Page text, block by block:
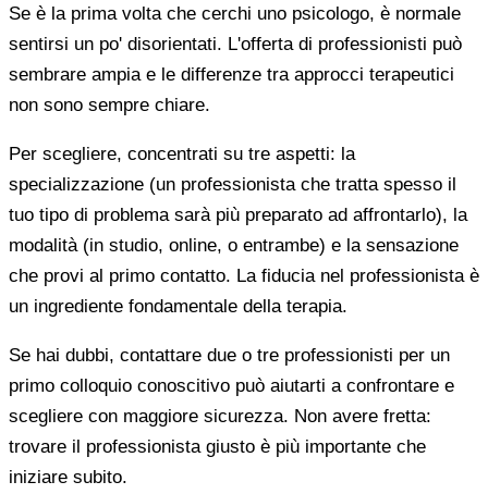
Se è la prima volta che cerchi uno psicologo, è normale
sentirsi un po' disorientati. L'offerta di professionisti può
sembrare ampia e le differenze tra approcci terapeutici
non sono sempre chiare.
Per scegliere, concentrati su tre aspetti: la
specializzazione (un professionista che tratta spesso il
tuo tipo di problema sarà più preparato ad affrontarlo), la
modalità (in studio, online, o entrambe) e la sensazione
che provi al primo contatto. La fiducia nel professionista è
un ingrediente fondamentale della terapia.
Se hai dubbi, contattare due o tre professionisti per un
primo colloquio conoscitivo può aiutarti a confrontare e
scegliere con maggiore sicurezza. Non avere fretta:
trovare il professionista giusto è più importante che
iniziare subito.